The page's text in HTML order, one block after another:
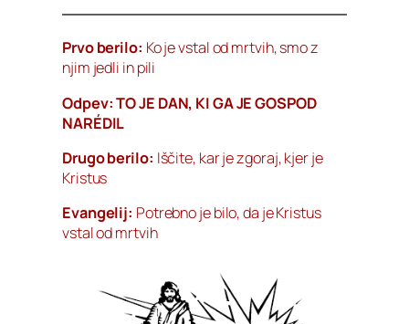
Prvo berilo: Ko je vstal od mrtvih, smo z
njim jedli in pili
Odpev: TO JE DAN, KI GA JE GOSPOD
NARÉDIL
Drugo berilo: Iščite, kar je zgoraj, kjer je
Kristus
Evangelij: Potrebno je bilo, da je Kristus
vstal od mrtvih